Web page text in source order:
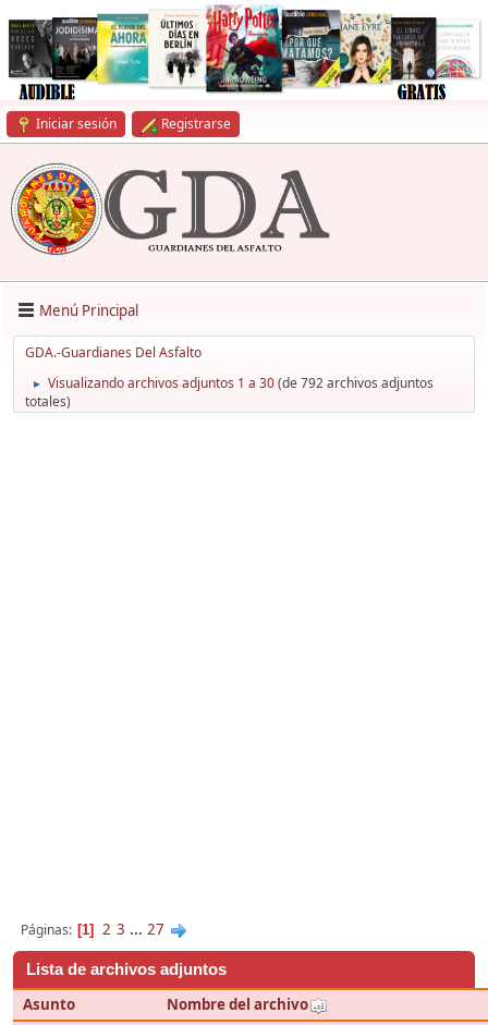
Iniciar sesión Registrarse
Menú Principal
GDA.-Guardianes Del Asfalto
► Visualizando archivos adjuntos 1 a 30(de 792 archivos adjuntos
totales)
Páginas 1 2 3 ... 27
Lista de archivos adjuntos
Asunto
Nombre del archivo